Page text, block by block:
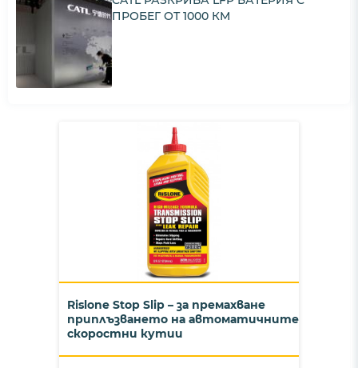
ПРОБЕГ ОТ 1000 КМ
Rislone Stop Slip – за премахване
приплъзването на автоматичните
скоростни кутии